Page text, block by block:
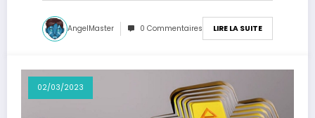
AngelMaster 0 Commentaires LIRE LA SUITE
02/03/2023